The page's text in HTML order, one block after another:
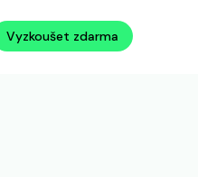
Vyzkoušet zdarma